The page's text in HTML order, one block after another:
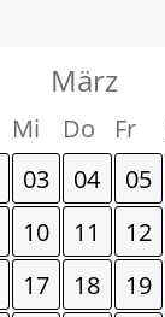
März
Mi Do Fr
03 04 05
10 11 12
17 18 19